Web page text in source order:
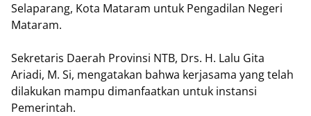
Selaparang, Kota Mataram untuk Pengadilan Negeri
Mataram.
Sekretaris Daerah Provinsi NTB, Drs. H. Lalu Gita
Ariadi, M. Si, mengatakan bahwa kerjasama yang telah
dilakukan mampu dimanfaatkan untuk instansi
Pemerintah.